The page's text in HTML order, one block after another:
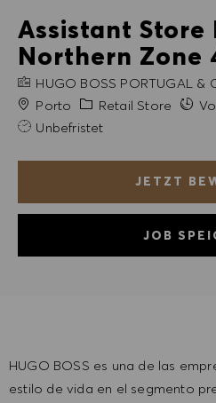
Assistant Store
Northern Zone
FIRMENNAME
HUGO BOSS PORTUGAL &
StadtPorto Kategorie
Retail Store
Unbefristet
JETZT
JOB
HUGO BOSS es una de las
estilo de vida en el segmento